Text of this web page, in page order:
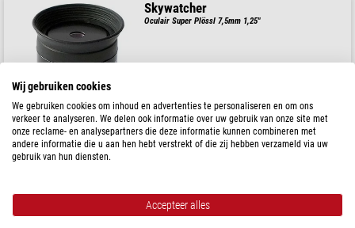
Skywatcher
Oculair Super Plössl 7,5mm 1,25"
$ 52,00
Klaar voor verzending in 24 u
Wij gebruiken cookies
We gebruiken cookies om inhoud en advertenties te personaliseren en om ons
verkeer te analyseren. We delen ook informatie over uw gebruik van onze site met
onze reclame- en analysepartners die deze informatie kunnen combineren met
andere informatie die u aan hen hebt verstrekt of die zij hebben verzameld via uw
gebruik van hun diensten.
Accepteer alles